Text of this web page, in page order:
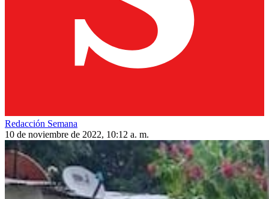
Redacción Semana
10 de noviembre de 2022, 10:12 a. m.